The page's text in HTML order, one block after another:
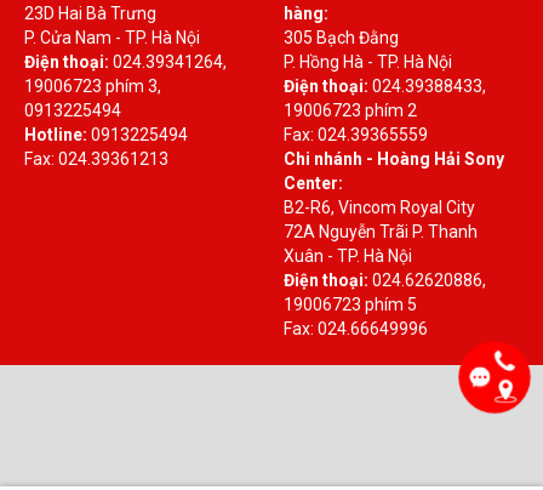
23D Hai Bà Trưng
P. Cửa Nam - TP. Hà Nội
Điện thoại: 024.39341264,
19006723 phím 3,
0913225494
Hotline: 0913225494
Fax: 024.39361213
hàng:
305 Bạch Đằng
P. Hồng Hà - TP. Hà Nội
Điện thoại: 024.39388433,
19006723 phím 2
Fax: 024.39365559
Chi nhánh - Hoàng Hải Sony
Center:
B2-R6, Vincom Royal City
72A Nguyễn Trãi P. Thanh
Xuân - TP. Hà Nội
Điện thoại: 024.62620886,
19006723 phím 5
Fax: 024.66649996